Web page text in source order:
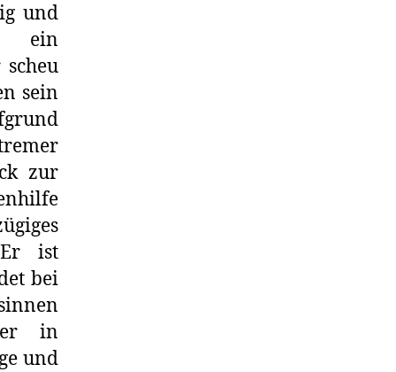
und
ein
sein
zur
Er ist
bei
er in
und